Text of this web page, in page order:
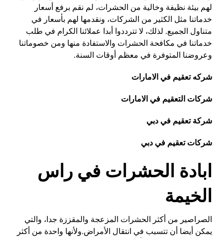
لهم بيئة نظيفة وخالية من الحشرات، لم نقم برفع أسعار
خدماتنا مثل الكثير من الشركات، ونقدمها لهم بأسعار في
متناول الجميع. لذلك، لا تترددوا أبدا عملائنا الكرام في طلب
خدماتنا في مكافحة الحشرات والاستفادة منها ومن خصوماتنا
وعروضنا المتوفرة في معظم أوقات السنة.
شركه تعقيم في الامارات
شركات التعقيم في الامارات
شركة تعقيم في دبي
شركات تعقيم في دبي
ابادة الحشرات في راس
الخيمة
الصراصير من أكثر الحشرات المزعجة والمقززة جدا، والتي
يمكن أيضا أن تتسبب في انتقال الأمراض.ولأنها واحدة من أكثر